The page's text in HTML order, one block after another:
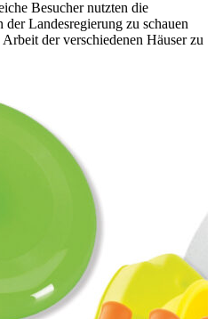
Besucher nutzten die
Landesregierung zu schauen
der verschiedenen Häuser zu